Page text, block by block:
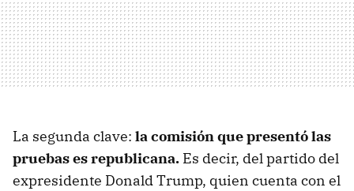
La segunda clave: la comisión que presentó las
pruebas es republicana. Es decir, del partido del
expresidente Donald Trump, quien cuenta con el